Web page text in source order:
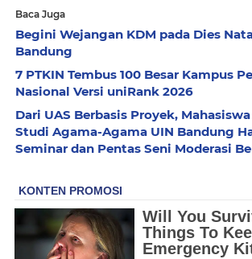
Baca Juga
Begini Wejangan KDM pada Dies
Bandung
7 PTKIN Tembus 100 Besar Kampus
Nasional Versi uniRank 2026
Dari UAS Berbasis Proyek,
Studi Agama-Agama UIN Bandung
Seminar dan Pentas Seni Moderasi